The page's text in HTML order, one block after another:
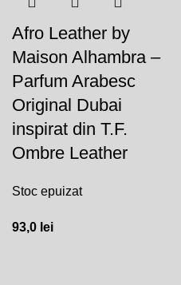
Afro Leather by
Maison Alhambra –
Parfum Arabesc
Original Dubai
inspirat din T.F.
Ombre Leather
Stoc epuizat
93,0 lei